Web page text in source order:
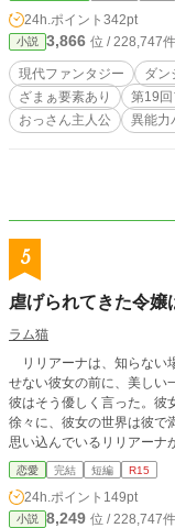
さんだった拳一
い、自身
のリオン
郎の存在
やＳＮＳに配信
ンジョン
むため
正式な
拳一郎の
を受けること
界を揺る
24h.ポイント 342pt
小説 3,866 位 / 228,747件
現代ファンタジー ダン
ざまぁ要素あり
第19
おっさん主人公
異能力
5
虐げられてきた令嬢
ラム猫
リリアーナは、知らない
せない彼女の前に、美し
彼はそう優しく言った。彼
徐々に、彼女の世界は彼で満たされていった
思い込んでいるリリアーナが、
禁（監禁）されています。
ります。主人公は洗脳され
意ください。 ※全十話＋後
恋愛 完結 短編 R15
24h.ポイント 149pt
小説 8,249 位 / 228,747件